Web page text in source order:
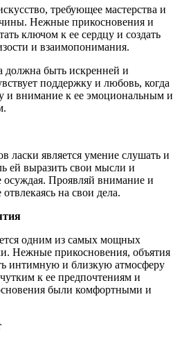
требующее мастерства и
Нежные прикосновения и
ключом к ее сердцу и создать
и взаимопонимания.
должна быть искренней и
поддержку и любовь, когда
и внимание к ее эмоциональным и
ласки является умение слушать и
ей выразить свои мысли и
осуждая. Проявляй внимание и
на свои дела.
одним из самых мощных
Нежные прикосновения, объятия
интимную и близкую атмосферу
к ее предпочтениям и
были комфортными и